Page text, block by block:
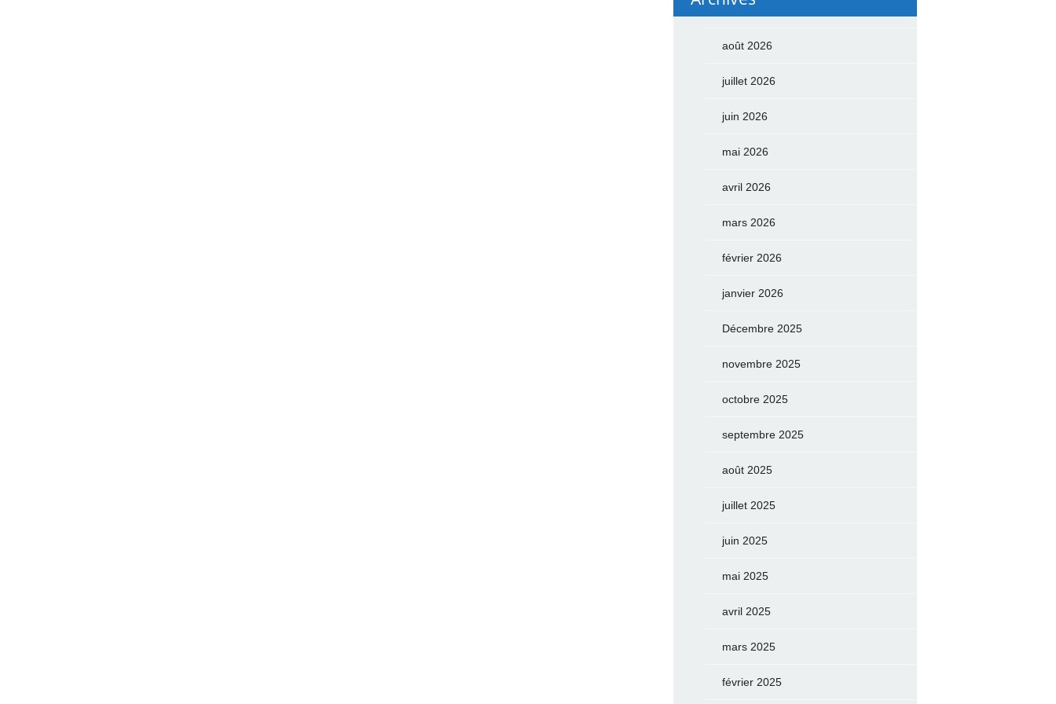
août 2026
juillet 2026
juin 2026
mai 2026
avril 2026
mars 2026
février 2026
janvier 2026
Décembre 2025
novembre 2025
octobre 2025
septembre 2025
août 2025
juillet 2025
juin 2025
mai 2025
avril 2025
mars 2025
février 2025